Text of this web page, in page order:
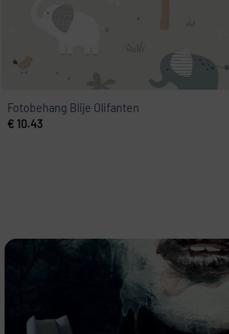
Fotobehang Blije Olifanten
€ 10.43